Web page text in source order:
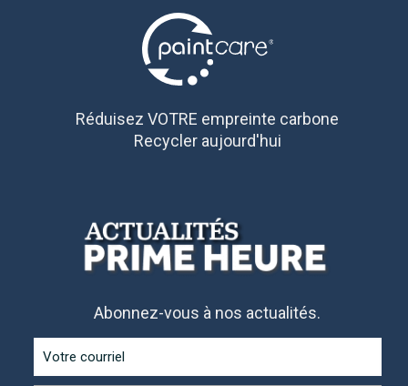
Réduisez VOTRE empreinte carbone
Recycler aujourd'hui
Abonnez-vous à nos actualités.